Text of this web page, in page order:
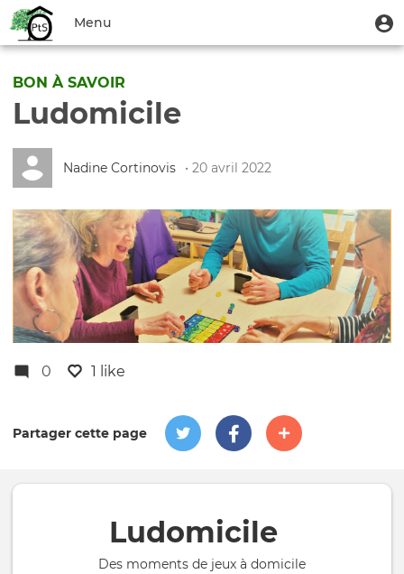
contenu
Menu
du
compte
de
l'utilisateur
Menu
Toggle
navigation
BON À SAVOIR
Ludomicile
Nadine Cortinovis • 20 avril 2022
0 1 like
Partager cette page
Ludomicile
Des moments de jeux à domicile